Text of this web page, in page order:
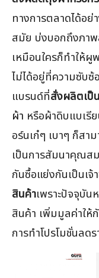
ทางการตลาดได้อย่
สมัย บ่งบอกถึงภา
เหมือนใครก็ทำให้ผู
ไม่ได้อยู่ที่ความซับซ้
แบรนด์ที่สั่งผลิตเป็
ผ้า หรือผ้าดิบแบเ
อร์นเก๋ๆ เบาๆ ก็สา
เป็นการสัมนาคุณส
กันซื้อแย่งกันเป็นเจ้
สินค้าเพราะปัจจุบั
สินค้า เพิ่มมูลค่าให้
การทำโปรโมชั่นลด